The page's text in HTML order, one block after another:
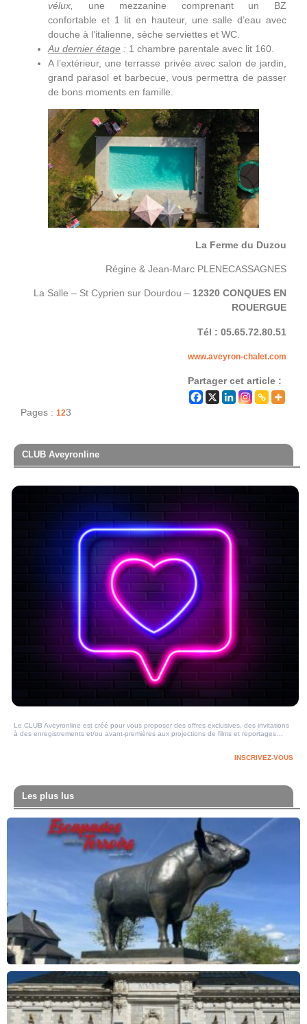
vélux, une mezzanine comprenant un BZ
confortable et 1 lit en hauteur, une salle d’eau avec
douche à l’italienne, sèche serviettes et WC.
Au dernier étage : 1 chambre parentale avec lit 160.
A l’extérieur, une terrasse privée avec salon de jardin,
grand parasol et barbecue, vous permettra de passer
de bons moments en famille.
La Ferme du Duzou
Régine & Jean-Marc PLENECASSAGNES
La Salle – St Cyprien sur Dourdou – 12320 CONQUES EN
ROUERGUE
Tél : 05.65.72.80.51
www.aveyron-chalet.com
Partager cet article :
Pages : 123
CLUB Aveyronline
Le CLUB Aveyronline est créé pour vous proposer des offres exclusives, des invitations
à des enregistrements et/ou avant-premières aux projections de films et reportages…
INSCRIVEZ-VOUS
Les plus lus